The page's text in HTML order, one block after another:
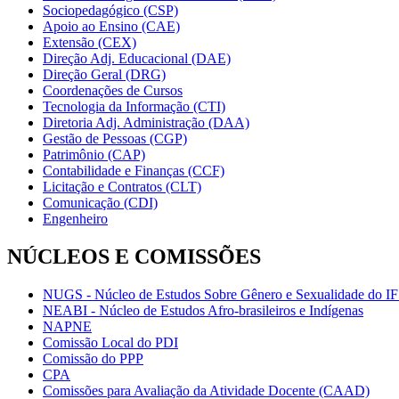
Sociopedagógico (CSP)
Apoio ao Ensino (CAE)
Extensão (CEX)
Direção Adj. Educacional (DAE)
Direção Geral (DRG)
Coordenações de Cursos
Tecnologia da Informação (CTI)
Diretoria Adj. Administração (DAA)
Gestão de Pessoas (CGP)
Patrimônio (CAP)
Contabilidade e Finanças (CCF)
Licitação e Contratos (CLT)
Comunicação (CDI)
Engenheiro
NÚCLEOS E COMISSÕES
NUGS - Núcleo de Estudos Sobre Gênero e Sexualidade do
NEABI - Núcleo de Estudos Afro-brasileiros e Indígenas
NAPNE
Comissão Local do PDI
Comissão do PPP
CPA
Comissões para Avaliação da Atividade Docente (CAAD)